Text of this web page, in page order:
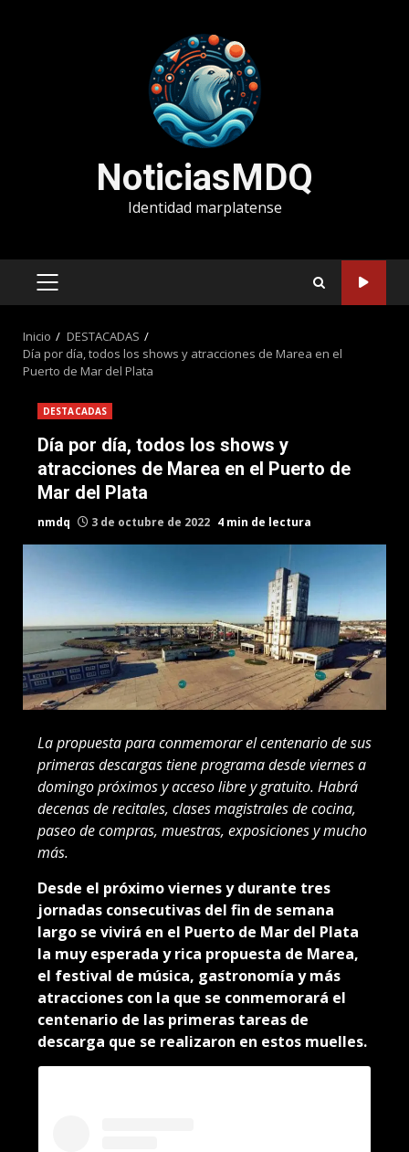
NoticiasMDQ
Identidad marplatense
MENÚ
Inicio
DESTACADAS
Día por día, todos los shows y atracciones de Marea en el
Puerto de Mar del Plata
DESTACADAS
Día por día, todos los shows y
atracciones de Marea en el Puerto de
Mar del Plata
nmdq 3 de octubre de 2022 4 min de lectura
La propuesta para conmemorar el centenario de sus
primeras descargas tiene programa desde viernes a
domingo próximos y acceso libre y gratuito. Habrá
decenas de recitales, clases magistrales de cocina,
paseo de compras, muestras, exposiciones y mucho
más.
Desde el próximo viernes y durante tres
jornadas consecutivas del fin de semana
largo se vivirá en el Puerto de Mar del Plata
la muy esperada y rica propuesta de Marea,
el festival de música, gastronomía y más
atracciones con la que se conmemorará el
centenario de las primeras tareas de
descarga que se realizaron en estos muelles.